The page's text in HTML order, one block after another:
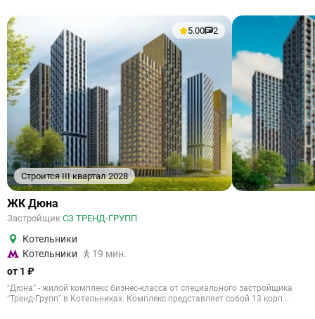
Строится III квартал 2028
5.00 2
ЖК Дюна
Застройщик СЗ ТРЕНД-ГРУПП
Котельники
Котельники
19 мин.
от 1 ₽
“Дюна” - жилой комплекс бизнес-класса от специального застройщика
“Тренд-Групп” в Котельниках. Комплекс представляет собой 13 корп...